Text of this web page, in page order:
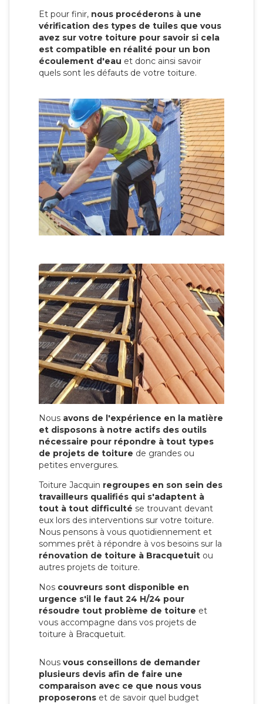
Et pour finir, nous procéderons à une
vérification des types de tuiles que vous
avez sur votre toiture pour savoir si cela
est compatible en réalité pour un bon
écoulement d'eau et donc ainsi savoir
quels sont les défauts de votre toiture.
Nous avons de l'expérience en la matière
et disposons à notre actifs des outils
nécessaire pour répondre à tout types
de projets de toiture de grandes ou
petites envergures.
Toiture Jacquin regroupes en son sein des
travailleurs qualifiés qui s'adaptent à
tout à tout difficulté se trouvant devant
eux lors des interventions sur votre toiture.
Nous pensons à vous quotidiennement et
sommes prêt à répondre à vos besoins sur la
rénovation de toiture à Bracquetuit ou
autres projets de toiture.
Nos couvreurs sont disponible en
urgence s'il le faut 24 H/24 pour
résoudre tout problème de toiture et
vous accompagne dans vos projets de
toiture à Bracquetuit.
Nous vous conseillons de demander
plusieurs devis afin de faire une
comparaison avec ce que nous vous
proposerons et de savoir quel budget